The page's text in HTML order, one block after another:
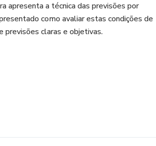
apresenta a técnica das previsões por
como avaliar estas condições de
previsões claras e objetivas.